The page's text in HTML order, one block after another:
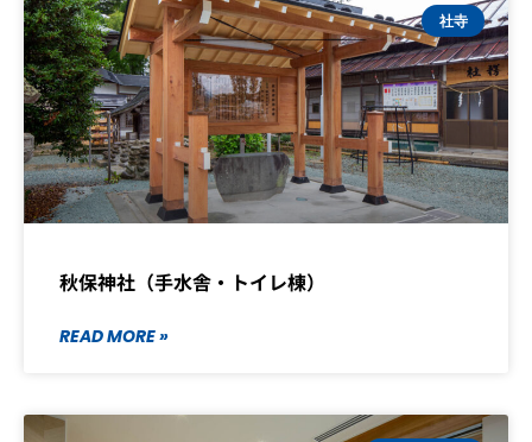
社寺
秋保神社（手水舎・トイレ棟）
READ MORE »